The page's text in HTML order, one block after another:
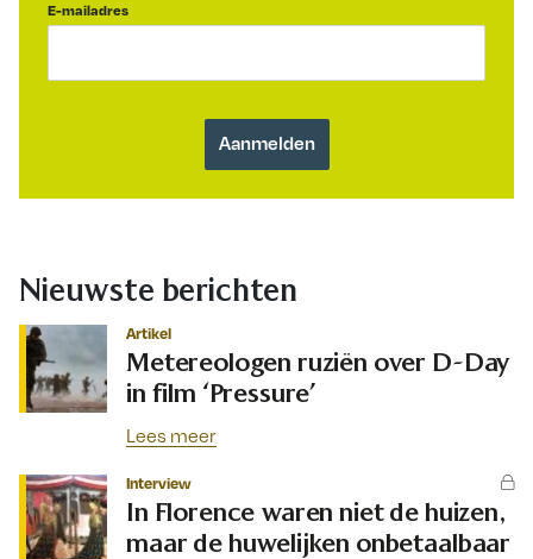
E-mailadres
Nieuwste berichten
Artikel
Metereologen ruziën over D-Day
in film ‘Pressure’
Lees meer
Interview
In Florence waren niet de huizen,
maar de huwelijken onbetaalbaar